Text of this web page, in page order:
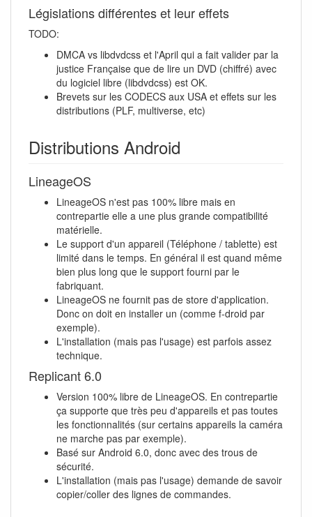
Législations différentes et leur effets
TODO:
DMCA vs libdvdcss et l'April qui a fait valider par la
justice Française que de lire un DVD (chiffré) avec
du logiciel libre (libdvdcss) est OK.
Brevets sur les CODECS aux USA et effets sur les
distributions (PLF, multiverse, etc)
Distributions Android
LineageOS
LineageOS n'est pas 100% libre mais en
contrepartie elle a une plus grande compatibilité
matérielle.
Le support d'un appareil (Téléphone / tablette) est
limité dans le temps. En général il est quand même
bien plus long que le support fourni par le
fabriquant.
LineageOS ne fournit pas de store d'application.
Donc on doit en installer un (comme f-droid par
exemple).
L'installation (mais pas l'usage) est parfois assez
technique.
Replicant 6.0
Version 100% libre de LineageOS. En contrepartie
ça supporte que très peu d'appareils et pas toutes
les fonctionnalités (sur certains appareils la caméra
ne marche pas par exemple).
Basé sur Android 6.0, donc avec des trous de
sécurité.
L'installation (mais pas l'usage) demande de savoir
copier/coller des lignes de commandes.